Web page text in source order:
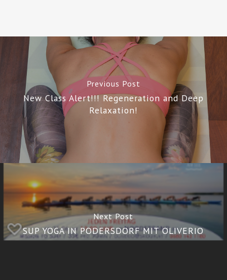
Previous Post
New Class Alert!!! Regeneration and Deep
Relaxation!
Next Post
SUP YOGA IN PODERSDORF MIT OLIVERIO